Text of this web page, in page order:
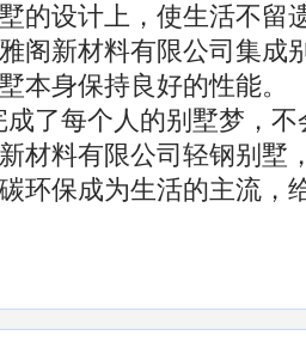
的设计上，使生活不留
阁新材料有限公司集成
本身保持良好的性能。
了每个人的别墅梦，不
材料有限公司轻钢别墅
环保成为生活的主流，